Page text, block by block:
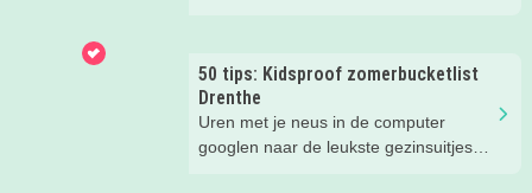
een gezellig dagje op uit wilt, met je
kinderen in Drenthe is van alles te
beleven. Binnen en buiten en voor jong
en oud. Wij verzamelden toffe tips om
tijdens je vakantie in Drenthe te doen
50 tips: Kidsproof zomerbucketlist
Drenthe
Uren met je neus in de computer
googlen naar de leukste gezinsuitjes